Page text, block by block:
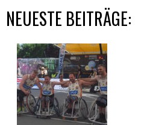
NEUESTE BEITRÄGE: